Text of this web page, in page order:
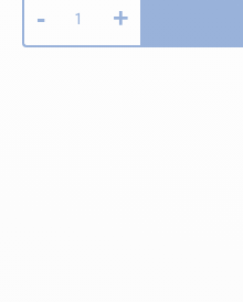
- 1 +